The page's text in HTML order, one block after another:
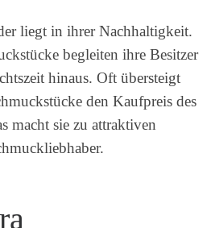
liegt in ihrer Nachhaltigkeit.
begleiten ihre Besitzer
hinaus. Oft übersteigt
den Kaufpreis des
macht sie zu attraktiven